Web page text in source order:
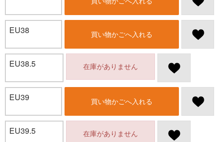
EU38 買い物かごへ入れる
EU38.5 在庫がありません
EU39 買い物かごへ入れる
EU39.5 在庫がありません